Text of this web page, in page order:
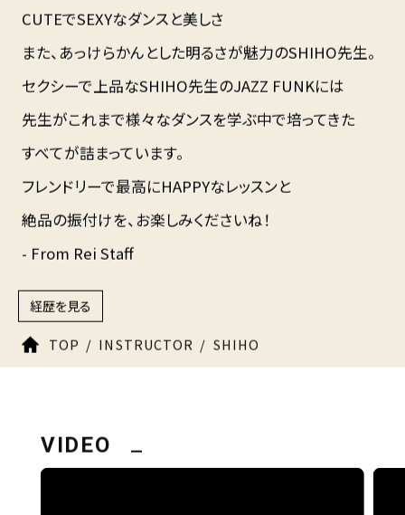
CUTEでSEXYなダンスと美しさ
また、あっけらかんとした明るさが魅力のSHIHO先生。
セクシーで上品なSHIHO先生のJAZZ FUNKには
先生がこれまで様々なダンスを学ぶ中で培ってきた
すべてが詰まっています。
フレンドリーで最高にHAPPYなレッスンと
絶品の振付けを、お楽しみくださいね！
- From Rei Staff
経歴を見る
TOP INSTRUCTOR SHIHO
VIDEO